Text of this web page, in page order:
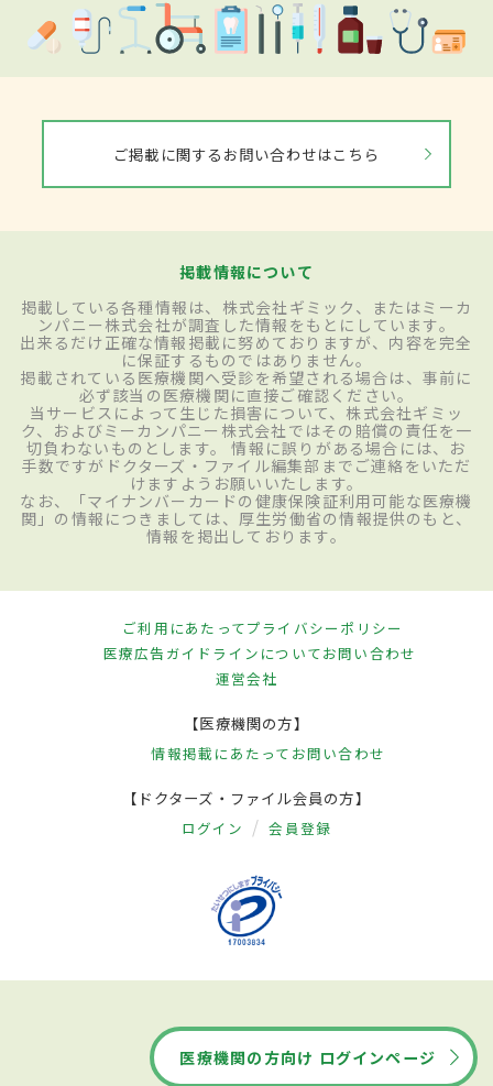
ご掲載に関するお問い合わせはこちら
掲載情報について
掲載している各種情報は、株式会社ギミック、またはミーカ
ンパニー株式会社が調査した情報をもとにしています。
出来るだけ正確な情報掲載に努めておりますが、内容を完全
に保証するものではありません。
掲載されている医療機関へ受診を希望される場合は、事前に
必ず該当の医療機関に直接ご確認ください。
当サービスによって生じた損害について、株式会社ギミッ
ク、およびミーカンパニー株式会社ではその賠償の責任を一
切負わないものとします。 情報に誤りがある場合には、お
手数ですがドクターズ・ファイル編集部までご連絡をいただ
けますようお願いいたします。
なお、「マイナンバーカードの健康保険証利用可能な医療機
関」の情報につきましては、厚生労働省の情報提供のもと、
情報を掲出しております。
ご利用にあたってプライバシーポリシー
医療広告ガイドラインについてお問い合わせ
運営会社
【医療機関の方】
情報掲載にあたって お問い合わせ
【ドクターズ・ファイル会員の方】
ログイン 会員登録
医療機関の方向け ログインページ